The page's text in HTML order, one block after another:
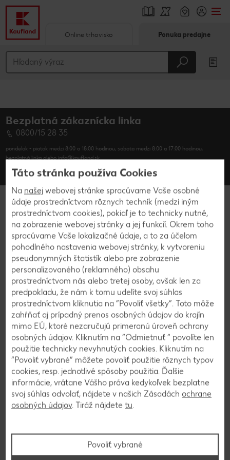
Hlavný obsah
Vyskakovací bočný panel
Online trhovisko Ponuka predajne
Bezplatná zákaznícka linka
0800/15 28 35
pondelok - piatok medzi 8:00 a 18:00 hodinou, sobota medzi 8:00 a 17:00 hodinou,
bezplatná linka alebo info@kaufland.sk
Kontakt Časté otázky
Kaufland.sk
Servis
Spoločnosť
Naše značky
Ešte neodoberáte náš
newsletter?
Prihláste sa na odber a informácie o horúcich zľavách,
súťažiach či receptoch budete mať už dva dni pred
platnosťou akcie vo vašej e-mailovej schránke.
Táto stránka používa Cookies
Na našej webovej stránke spracúvame Vaše osobné
údaje prostredníctvom rôznych techník (medzi iným
prostredníctvom cookies), pokiaľ je to technicky nutné,
na zobrazenie webovej stránky a jej funkcií. Okrem toho
spracúvame Vaše lokalizačné údaje, a to za účelom
pohodlného nastavenia webovej stránky, k vytvoreniu
pseudonymných štatistík alebo pre zobrazenie
personalizovaného (reklamného) obsahu
prostredníctvom nás alebo tretej osoby, avšak len za
predpokladu, že nám k tomu udelíte svoj súhlas
prostredníctvom kliknutia na “Povoliť všetky”. Toto môže
zahŕňať aj prípadný prenos osobných údajov do krajín
mimo EÚ, ktoré nezaručujú primeranú úroveň ochrany
osobných údajov. Kliknutím na “Odmietnuť ” povolíte len
použitie technicky nevyhnutých cookies. Kliknutím na
“Povoliť vybrané” môžete povoliť použitie rôznych typov
cookies, resp. jednotlivé spôsoby použitia. Ďalšie
informácie, vrátane Vášho práva kedykoľvek bezplatne
svoj súhlas odvolať, nájdete v našich Zásadách ochrane
osobných údajov. Tiráž nájdete tu.
Povoliť vybrané